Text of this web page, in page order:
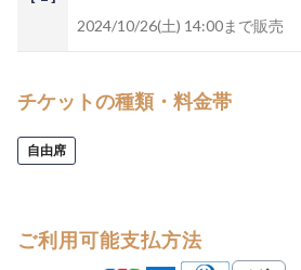
2024/10/26(土) 14:00まで販売
チケットの種類・料金帯
自由席
ご利用可能支払方法